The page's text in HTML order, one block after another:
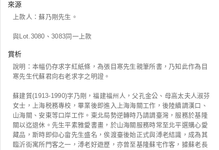
來源
上款人：蘇乃剛先生。
與Lot.3080、3083同一上款
賞析
說明：本幅仍存求字紅紙條，為張目寒先生親筆所書，乃知此作為目
寒先生代蘇君向右老求字之明證。
蘇建質(1913-1990)字乃剛，福建福州人，父孔金公、母高太夫人淑芬
女士，上海税務專校，畢業後即進入上海海關工作，後陸續調漢口、
山海關、安東等口岸工作。東北局勢逆轉時乃請調臺灣，服務於基隆
關以迄退休。先生平素雅愛書畫，於山海關服務時常至北平選購心愛
藏品，斯時即仰心畲先生盛名，俟渡臺後始正式與溥老結識，成為其
臨沂街寓所門客之一，溥老好遊歷，亦曾至基隆蘇宅作客，據蘇老長